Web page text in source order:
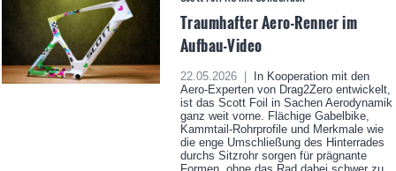
Traumhafter Aero-Renner im
Aufbau-Video
22.05.2026 |
In Kooperation mit den
Aero-Experten von Drag2Zero entwickelt,
ist das Scott Foil in Sachen Aerodynamik
ganz weit vorne. Flächige Gabelbike,
Kammtail-Rohrprofile und Merkmale wie
die enge Umschließung des Hinterrades
durchs Sitzrohr sorgen für prägnante